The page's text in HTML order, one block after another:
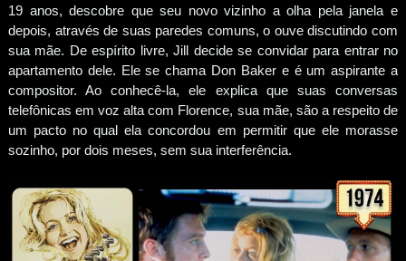
19 anos, descobre que seu novo vizinho a olha pela janela e
depois, através de suas paredes comuns, o ouve discutindo com
sua mãe. De espírito livre, Jill decide se convidar para entrar no
apartamento dele. Ele se chama Don Baker e é um aspirante a
compositor. Ao conhecê-la, ele explica que suas conversas
telefônicas em voz alta com Florence, sua mãe, são a respeito de
um pacto no qual ela concordou em permitir que ele morasse
sozinho, por dois meses, sem sua interferência.